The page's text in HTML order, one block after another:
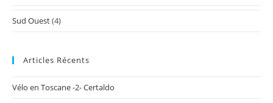
Sud Ouest(4)
Articles Récents
Vélo en Toscane -2- Certaldo